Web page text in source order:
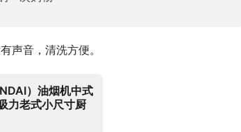
声音，清洗方便。
）油烟机中式
力老式小尺寸厨